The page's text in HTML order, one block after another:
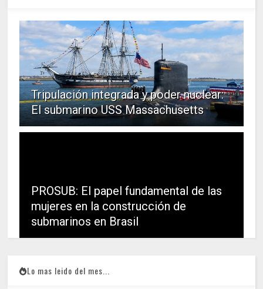
Tripulación integrada y poder nuclear:
El submarino USS Massachusetts
PROSUB: El papel fundamental de las
mujeres en la construcción de
submarinos en Brasil
Lo mas leido del mes...